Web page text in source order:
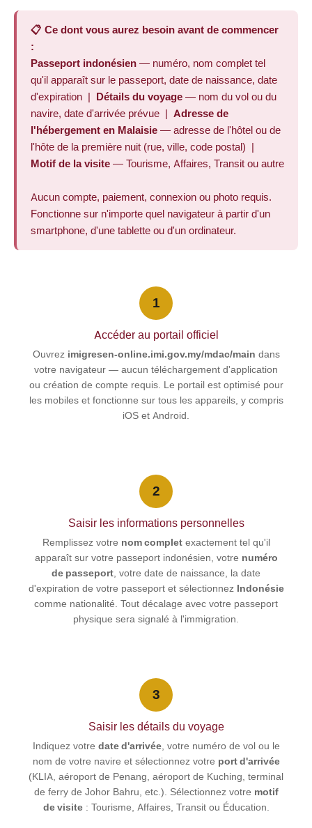
📋 Ce dont vous aurez besoin avant de commencer
:
Passeport indonésien — numéro, nom complet tel
qu'il apparaît sur le passeport, date de naissance, date
d'expiration | Détails du voyage — nom du vol ou du
navire, date d'arrivée prévue | Adresse de
l'hébergement en Malaisie — adresse de l'hôtel ou de
l'hôte de la première nuit (rue, ville, code postal) |
Motif de la visite — Tourisme, Affaires, Transit ou autre
Aucun compte, paiement, connexion ou photo requis.
Fonctionne sur n'importe quel navigateur à partir d'un
smartphone, d'une tablette ou d'un ordinateur.
1
Accéder au portail officiel
Ouvrez imigresen-online.imi.gov.my/mdac/main dans
votre navigateur — aucun téléchargement d'application
ou création de compte requis. Le portail est optimisé pour
les mobiles et fonctionne sur tous les appareils, y compris
iOS et Android.
2
Saisir les informations personnelles
Remplissez votre nom completexactement tel qu'il
apparaît sur votre passeport indonésien, votre numéro
de passeport, votre date de naissance, la date
d'expiration de votre passeport et sélectionnez Indonésie
comme nationalité. Tout décalage avec votre passeport
physique sera signalé à l'immigration.
3
Saisir les détails du voyage
Indiquez votre date d'arrivée, votre numéro de vol ou le
nom de votre navire et sélectionnez votre port d'arrivée
(KLIA, aéroport de Penang, aéroport de Kuching, terminal
de ferry de Johor Bahru, etc.). Sélectionnez votre motif
de visite: Tourisme, Affaires, Transit ou Éducation.